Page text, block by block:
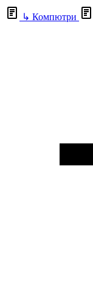
↳ Компютри